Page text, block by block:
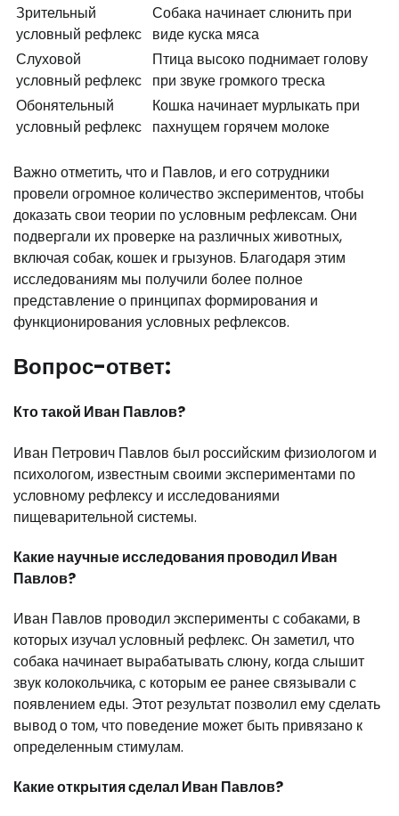
Зрительный
условный рефлекс
Собака начинает слюнить при
виде куска мяса
Слуховой
условный рефлекс
Птица высоко поднимает голову
при звуке громкого треска
Обонятельный
условный рефлекс
Кошка начинает мурлыкать при
пахнущем горячем молоке
Важно отметить, что и Павлов, и его сотрудники
провели огромное количество экспериментов, чтобы
доказать свои теории по условным рефлексам. Они
подвергали их проверке на различных животных,
включая собак, кошек и грызунов. Благодаря этим
исследованиям мы получили более полное
представление о принципах формирования и
функционирования условных рефлексов.
Вопрос-ответ:
Кто такой Иван Павлов?
Иван Петрович Павлов был российским физиологом и
психологом, известным своими экспериментами по
условному рефлексу и исследованиями
пищеварительной системы.
Какие научные исследования проводил Иван
Павлов?
Иван Павлов проводил эксперименты с собаками, в
которых изучал условный рефлекс. Он заметил, что
собака начинает вырабатывать слюну, когда слышит
звук колокольчика, с которым ее ранее связывали с
появлением еды. Этот результат позволил ему сделать
вывод о том, что поведение может быть привязано к
определенным стимулам.
Какие открытия сделал Иван Павлов?